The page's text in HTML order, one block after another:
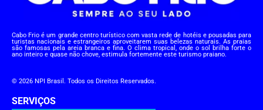
Cabo Frio é um grande centro turístico com vasta rede de hotéis e pousadas para
turistas nacionais e estrangeiros aproveitarem suas belezas naturais. As praias
são famosas pela areia branca e fina. O clima tropical, onde o sol brilha forte o
ano inteiro e quase não chove, estimula fortemente este turismo praiano.
© 2026 NPI Brasil. Todos os Direitos Reservados.
SERVIÇOS